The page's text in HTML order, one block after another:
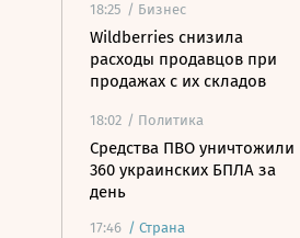
18:25 / Бизнес
Wildberries снизила
расходы продавцов при
продажах с их складов
18:02 / Политика
Средства ПВО уничтожили
360 украинских БПЛА за
день
17:46 / Страна